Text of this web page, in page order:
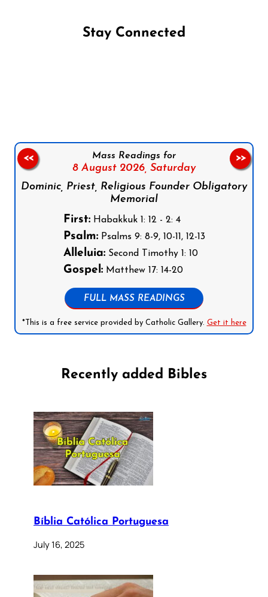
Stay Connected
Mass Readings for
8 August 2026, Saturday
Dominic, Priest, Religious Founder Obligatory
Memorial
First:Habakkuk 1: 12 - 2: 4
Psalm:Psalms 9: 8-9, 10-11, 12-13
Alleluia:Second Timothy 1: 10
Gospel:Matthew 17: 14-20
FULL MASS READINGS
*This is a free service provided by Catholic Gallery. Get it here
<< >>
Recently added Bibles
Bíblia Católica Portuguesa
July 16, 2025